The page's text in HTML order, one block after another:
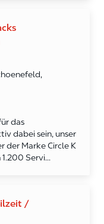
das
dabei sein, unser
der Marke Circle K
Servi...
/